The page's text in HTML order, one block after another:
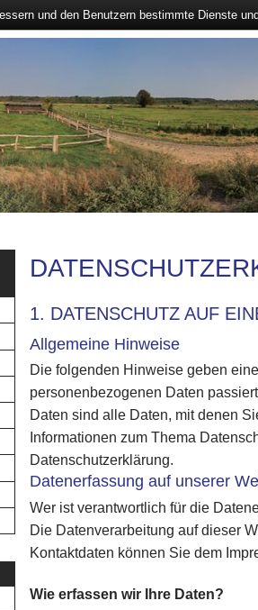
1. DATENSCHUTZ AUF
Allgemeine Hinweise
Die folgenden Hinweise geben
personenbezogenen Daten
Daten sind alle Daten, mit denen
Informationen zum Thema
Datenschutzerklärung.
Datenerfassung auf unserer
Wer ist verantwortlich für die
Die Datenverarbeitung auf dieser
Kontaktdaten können Sie dem
Wie erfassen wir Ihre Daten?
und den Benutzern bestimmte Dienste